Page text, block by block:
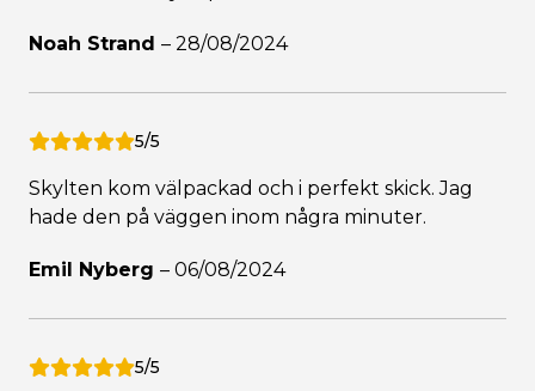
Noah Strand – 28/08/2024
5/5
Skylten kom välpackad och i perfekt skick. Jag
hade den på väggen inom några minuter.
Emil Nyberg – 06/08/2024
5/5